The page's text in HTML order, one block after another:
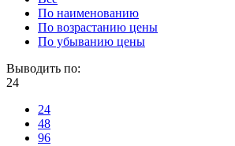
По наименованию
По возрастанию цены
По убыванию цены
Выводить по:
24
24
48
96